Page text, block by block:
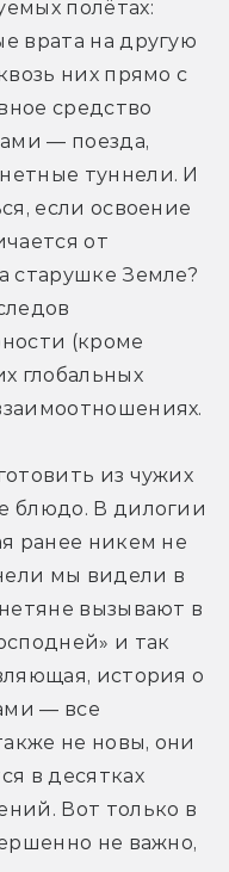
полётах:
врата на другую
них прямо с
средство
— поезда,
туннели. И
если освоение
от
старушке Земле?
(кроме
глобальных
из чужих
блюдо. В дилогии
ранее никем не
мы видели в
вызывают в
и так
история о
— все
не новы, они
в десятках
Вот только в
не важно,